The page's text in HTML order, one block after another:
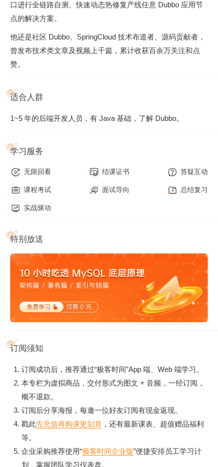
口进行全链路自测、快速动态热修复产线任意 Dubbo 应用节
点的解决方案。
他还是社区 Dubbo、SpringCloud 技术布道者、源码贡献者，
曾发布技术类文章及视频上千篇，累计收获百余万关注和点
赞。
适合人群
1~5 年的后端开发人员，有 Java 基础，了解 Dubbo。
学习服务
无限回看 结课证书 答疑互动
课程考试 面试导向 总结复习
实战驱动
特别放送
订阅须知
订阅成功后，推荐通过“极客时间”App 端、Web 端学习。
本专栏为虚拟商品，交付形式为图文 + 音频，一经订阅，
概不退款。
订阅后分享海报，每邀一位好友订阅有现金返现。
戳此先充值再购课更划算 ，还有最新课表、超值赠品福利
等。
企业采购推荐使用“极客时间企业版”便捷安排员工学习计
划，掌握团队学习仪表盘。